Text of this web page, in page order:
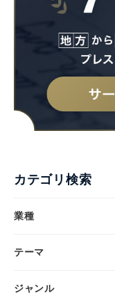
カテゴリ検索
業種
テーマ
ジャンル